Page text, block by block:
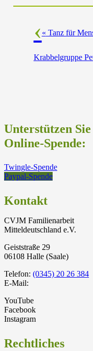
« Tanz für
Krabbelgruppe
Unterstützen
Online-Spende:
Twingle-Spende
Paypal-Spende
Kontakt
CVJM Familienarbeit
Mitteldeutschland e.V.
Geiststraße 29
06108 Halle (Saale)
Telefon: (0345) 20 26 384
E-Mail:
YouTube
Facebook
Instagram
Rechtliches